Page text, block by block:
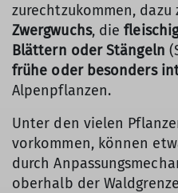
zurechtzukommen, dazu
Zwergwuchs, die
Blättern oder Stängeln
frühe oder besonders
Alpenpflanzen.
Unter den vielen
vorkommen, können
durch
oberhalb der